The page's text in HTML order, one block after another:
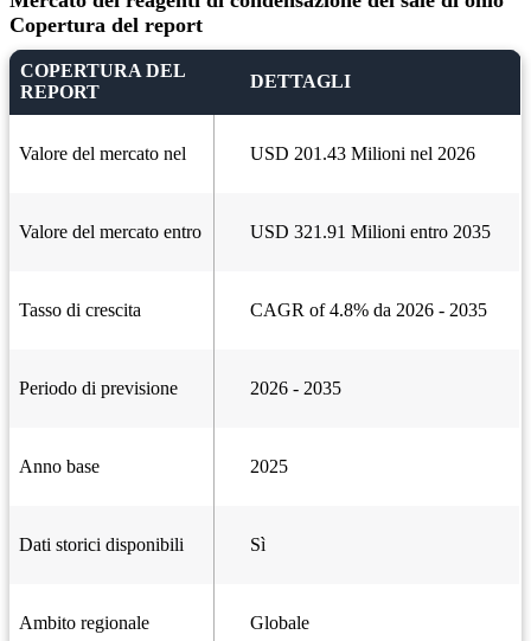
Copertura del report
COPERTURA DEL
REPORT
DETTAGLI
Valore del mercato nel USD 201.43 Milioni nel 2026
Valore del mercato entro USD 321.91 Milioni entro 2035
Tasso di crescita CAGR of 4.8% da 2026 - 2035
Periodo di previsione 2026 - 2035
Anno base 2025
Dati storici disponibili Sì
Ambito regionale Globale